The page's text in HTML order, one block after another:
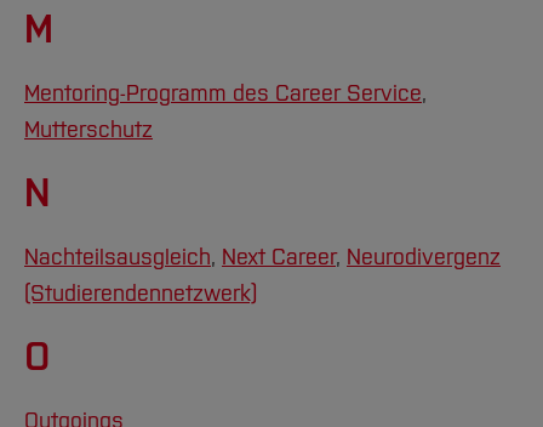
M
Mentoring-Programm des Career Service,
Mutterschutz
N
Nachteilsausgleich, Next Career, Neurodivergenz
(Studierendennetzwerk)
O
Outgoings